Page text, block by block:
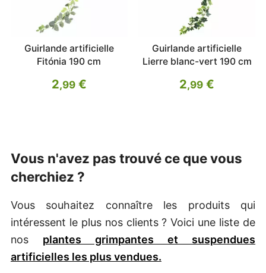
Guirlande artificielle
Fitónia 190 cm
2,99€
Guirlande artificielle
Lierre blanc-vert 190 cm
2,99 €
Vous n'avez pas trouvé ce que vous
cherchiez ?
Vous souhaitez connaître les produits qui
intéressent le plus nos clients ? Voici une liste de
nos plantes grimpantes et suspendues
artificielles les plus vendues.